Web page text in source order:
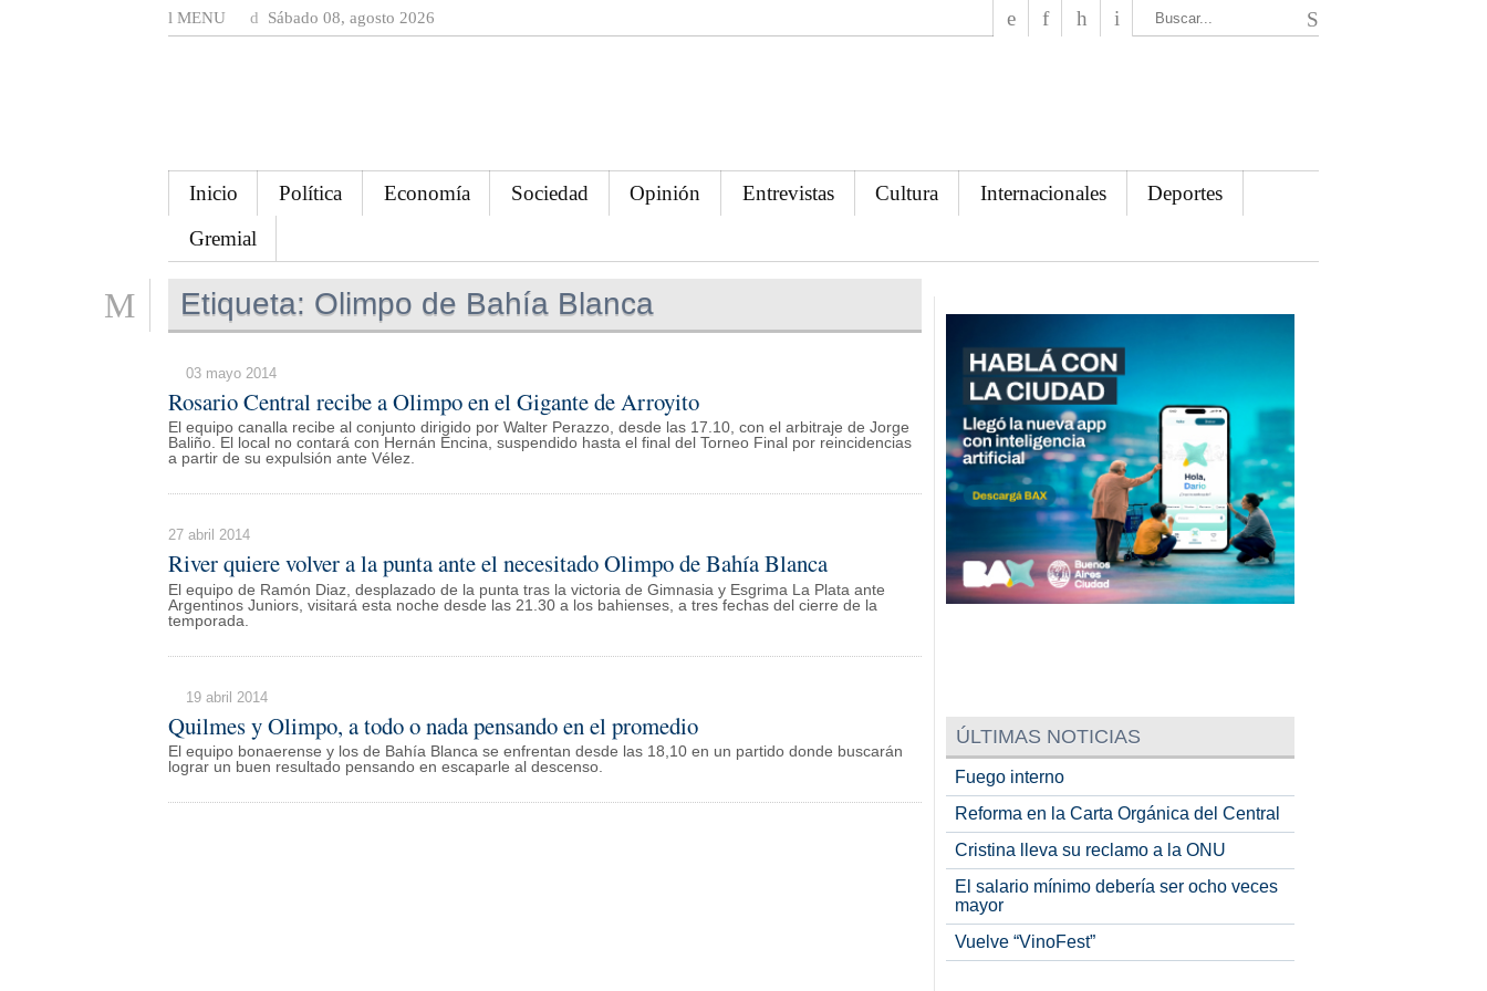
MENU Sábado 08, agosto 2026
Inicio Política Economía Sociedad Opinión Entrevistas Cultura Internacionales
Deportes
Gremial
Etiqueta: Olimpo de Bahía Blanca
03 mayo 2014
Rosario Central recibe a Olimpo en el Gigante de Arroyito
El equipo canalla recibe al conjunto dirigido por Walter Perazzo, desde las 17.10, con el arbitraje de Jorge
Baliño. El local no contará con Hernán Encina, suspendido hasta el final del Torneo Final por reincidencias
a partir de su expulsión ante Vélez.
27 abril 2014
River quiere volver a la punta ante el necesitado Olimpo de Bahía Blanca
El equipo de Ramón Diaz, desplazado de la punta tras la victoria de Gimnasia y Esgrima La Plata ante
Argentinos Juniors, visitará esta noche desde las 21.30 a los bahienses, a tres fechas del cierre de la
temporada.
19 abril 2014
Quilmes y Olimpo, a todo o nada pensando en el promedio
El equipo bonaerense y los de Bahía Blanca se enfrentan desde las 18,10 en un partido donde buscarán
lograr un buen resultado pensando en escaparle al descenso.
ÚLTIMAS NOTICIAS
Fuego interno
Reforma en la Carta Orgánica del Central
Cristina lleva su reclamo a la ONU
El salario mínimo debería ser ocho veces
mayor
Vuelve “VinoFest”